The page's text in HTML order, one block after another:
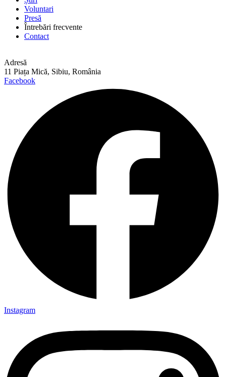
Voluntari
Presă
Întrebări frecvente
Contact
Adresă
11 Piața Mică, Sibiu, România
Facebook
Instagram